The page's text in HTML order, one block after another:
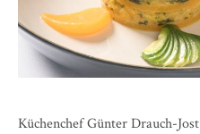
Küchenchef Günter Drauch-Jost